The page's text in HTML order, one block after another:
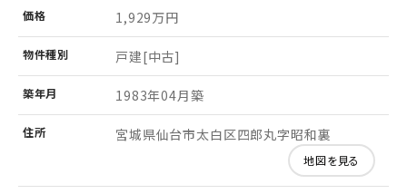
価格 1,929万円
物件種別 戸建[中古]
築年月 1983年04月築
住所 宮城県仙台市太白区四郎丸字昭和裏
地図を見る